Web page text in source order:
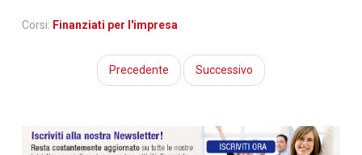
Corsi: Finanziati per l'impresa
Precedente Successivo